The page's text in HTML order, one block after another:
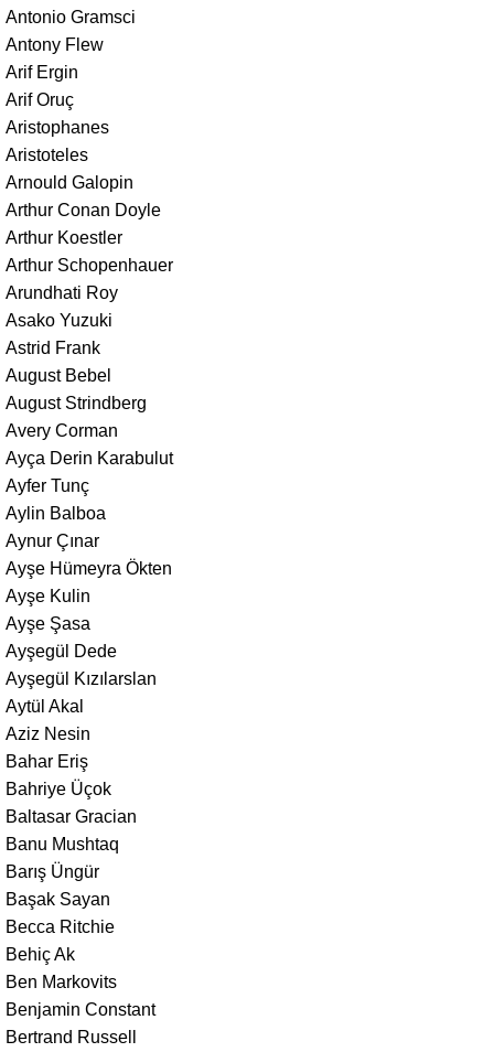
Antonio Gramsci
Antony Flew
Arif Ergin
Arif Oruç
Aristophanes
Aristoteles
Arnould Galopin
Arthur Conan Doyle
Arthur Koestler
Arthur Schopenhauer
Arundhati Roy
Asako Yuzuki
Astrid Frank
August Bebel
August Strindberg
Avery Corman
Ayça Derin Karabulut
Ayfer Tunç
Aylin Balboa
Aynur Çınar
Ayşe Hümeyra Ökten
Ayşe Kulin
Ayşe Şasa
Ayşegül Dede
Ayşegül Kızılarslan
Aytül Akal
Aziz Nesin
Bahar Eriş
Bahriye Üçok
Baltasar Gracian
Banu Mushtaq
Barış Üngür
Başak Sayan
Becca Ritchie
Behiç Ak
Ben Markovits
Benjamin Constant
Bertrand Russell